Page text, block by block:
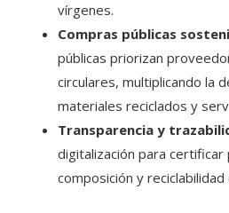
vírgenes.
Compras públicas
públicas priorizan
circulares, multiplicando la
materiales reciclados y
Transparencia y
digitalización para certificar
composición y